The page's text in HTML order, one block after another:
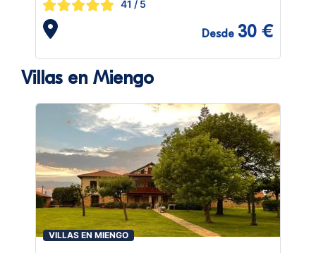
41 / 5
Desde 30 €
Villas en Miengo
VILLAS EN MIENGO